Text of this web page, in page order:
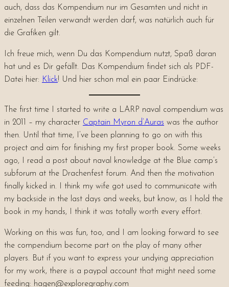
auch, dass das Kompendium nur im Gesamten und nicht in
einzelnen Teilen verwandt werden darf, was natürlich auch für
die Grafiken gilt.
Ich freue mich, wenn Du das Kompendium nutzt, Spaß daran
hat und es Dir gefällt. Das Kompendium findet sich als PDF-
Datei hier: Klick! Und hier schon mal ein paar Eindrücke:
The first time I started to write a LARP naval compendium was
in 2011 – my character Captain Myron d’Auras was the author
then. Until that time, I’ve been planning to go on with this
project and aim for finishing my first proper book. Some weeks
ago, I read a post about naval knowledge at the Blue camp’s
subforum at the Drachenfest forum. And then the motivation
finally kicked in. I think my wife got used to communicate with
my backside in the last days and weeks, but know, as I hold the
book in my hands, I think it was totally worth every effort.
Working on this was fun, too, and I am looking forward to see
the compendium become part on the play of many other
players. But if you want to express your undying appreciation
for my work, there is a paypal account that might need some
feeding: hagen@exploregraphy.com